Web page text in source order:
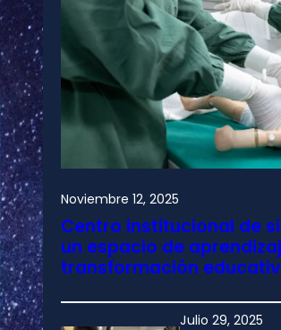
Noviembre 12, 2025
Centro institucional de
un espacio de
transformación
Julio 29, 2025